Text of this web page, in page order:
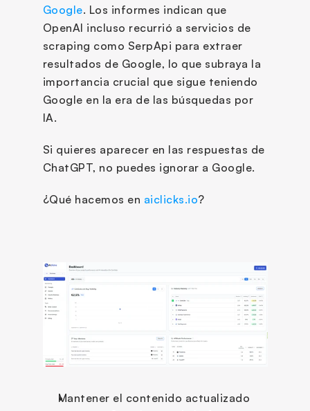
Google. Los informes indican que
OpenAI incluso recurrió a servicios de
scraping como SerpApi para extraer
resultados de Google, lo que subraya la
importancia crucial que sigue teniendo
Google en la era de las búsquedas por
IA.
Si quieres aparecer en las respuestas de
ChatGPT, no puedes ignorar a Google.
¿Qué hacemos en aiclicks.io?
Mantener el contenido actualizado